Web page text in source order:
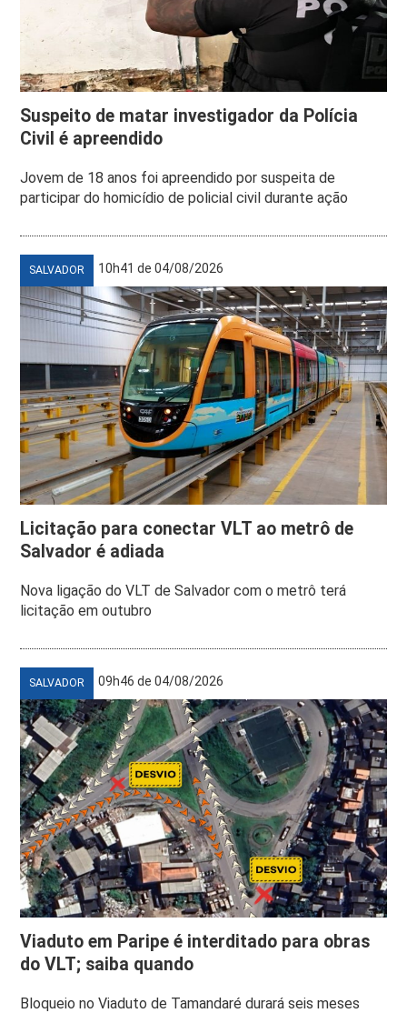
Suspeito de matar investigador da Polícia
Civil é apreendido
Jovem de 18 anos foi apreendido por suspeita de
participar do homicídio de policial civil durante ação
SALVADOR 10h41 de 04/08/2026
Licitação para conectar VLT ao metrô de
Salvador é adiada
Nova ligação do VLT de Salvador com o metrô terá
licitação em outubro
SALVADOR 09h46 de 04/08/2026
Viaduto em Paripe é interditado para obras
do VLT; saiba quando
Bloqueio no Viaduto de Tamandaré durará seis meses